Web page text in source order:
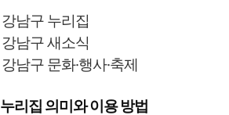
강남구 누리집
강남구 새소식
강남구 문화·행사·축제
누리집 의미와 이용 방법